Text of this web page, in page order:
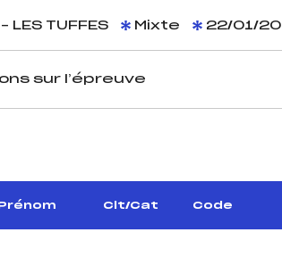
LES TUFFES Mixte 22/01/20
sur l’épreuve
Clt/Cat Code